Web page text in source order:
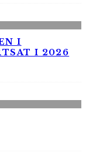
I
I 2026